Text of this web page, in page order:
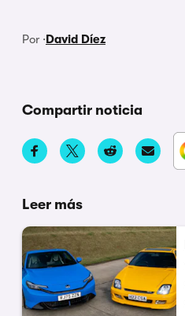
Por ·David Díez
Compartir noticia
Leer más